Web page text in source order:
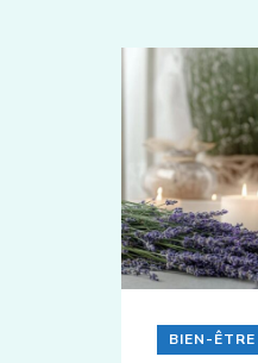
BIEN-ÊTRE